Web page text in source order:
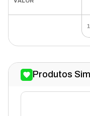
Produtos